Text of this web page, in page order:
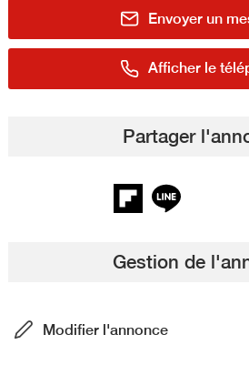
Envoyer un
Afficher le
Partager
Gestion de
Modifier l'annonce